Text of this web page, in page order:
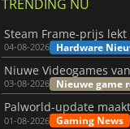
TRENDING NU
04-08-2026 Hardware
03-08-2026 Nieuwe game
01-08-2026 Gaming News